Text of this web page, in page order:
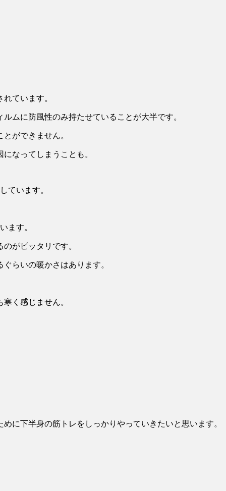
ています。
ムに防風性のみ持たせていることが大半です。
ができません。
なってしまうことも。
ています。
ます。
がピッタリです。
らいの暖かさはあります。
く感じません。
に下半身の筋トレをしっかりやっていきたいと思います。